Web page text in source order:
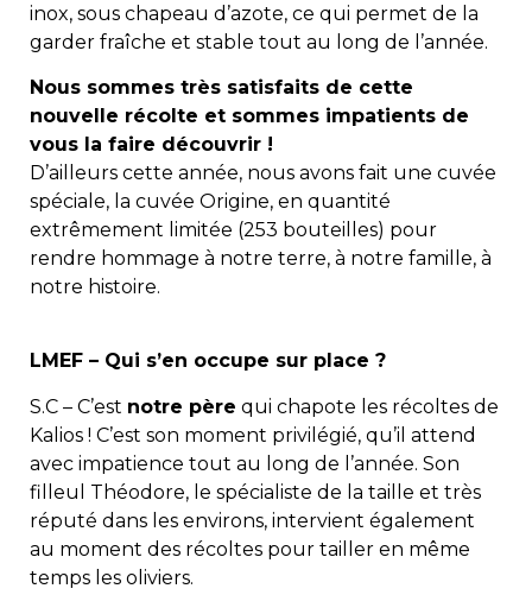
inox, sous chapeau d’azote, ce qui permet de la
garder fraîche et stable tout au long de l’année.
Nous sommes très satisfaits de cette
nouvelle récolte et sommes impatients de
vous la faire découvrir !
D’ailleurs cette année, nous avons fait une cuvée
spéciale, la cuvée Origine, en quantité
extrêmement limitée (253 bouteilles) pour
rendre hommage à notre terre, à notre famille, à
notre histoire.
LMEF – Qui s’en occupe sur place ?
S.C – C’est notre père qui chapote les récoltes de
Kalios ! C’est son moment privilégié, qu’il attend
avec impatience tout au long de l’année. Son
filleul Théodore, le spécialiste de la taille et très
réputé dans les environs, intervient également
au moment des récoltes pour tailler en même
temps les oliviers.